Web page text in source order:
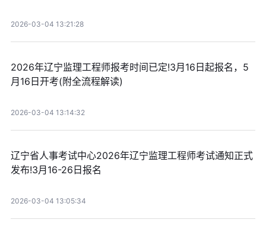
2026-03-04 13:21:28
2026年辽宁监理工程师报考时间已定!3月16日起报名，5
月16日开考(附全流程解读)
2026-03-04 13:14:32
辽宁省人事考试中心2026年辽宁监理工程师考试通知正式
发布!3月16-26日报名
2026-03-04 13:05:34